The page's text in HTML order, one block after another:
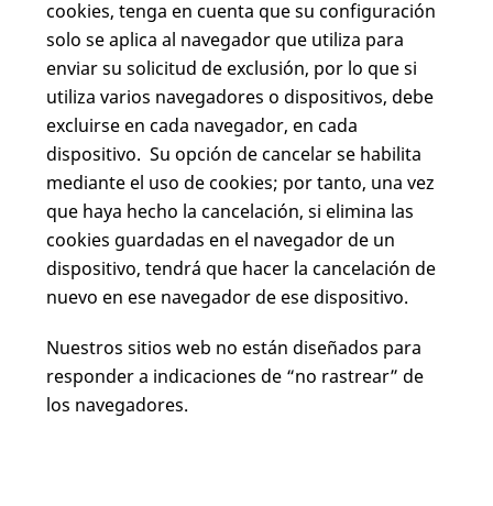
cookies, tenga en cuenta que su configuración
solo se aplica al navegador que utiliza para
enviar su solicitud de exclusión, por lo que si
utiliza varios navegadores o dispositivos, debe
excluirse en cada navegador, en cada
dispositivo. Su opción de cancelar se habilita
mediante el uso de cookies; por tanto, una vez
que haya hecho la cancelación, si elimina las
cookies guardadas en el navegador de un
dispositivo, tendrá que hacer la cancelación de
nuevo en ese navegador de ese dispositivo.
Nuestros sitios web no están diseñados para
responder a indicaciones de “no rastrear” de
los navegadores.